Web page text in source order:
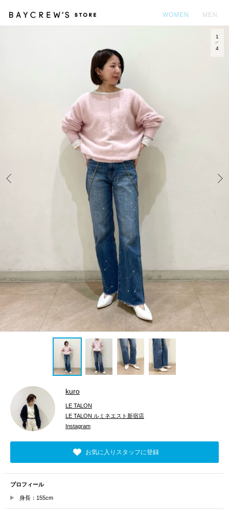
WOMEN MEN
1
4
kuro
LE TALON
LE TALON ルミネエスト新宿店
Instagram
お気に入りスタッフに登録
プロフィール
身長：155cm